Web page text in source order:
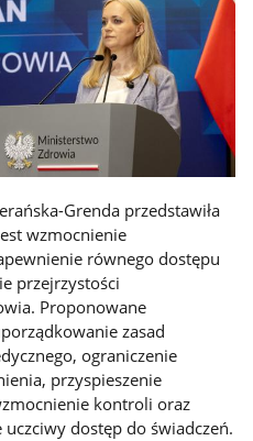
Grenda przedstawiła
wzmocnienie
równego dostępu
przejrzystości
Proponowane
zasad
ograniczenie
przyspieszenie
kontroli oraz
dostęp do świadczeń.